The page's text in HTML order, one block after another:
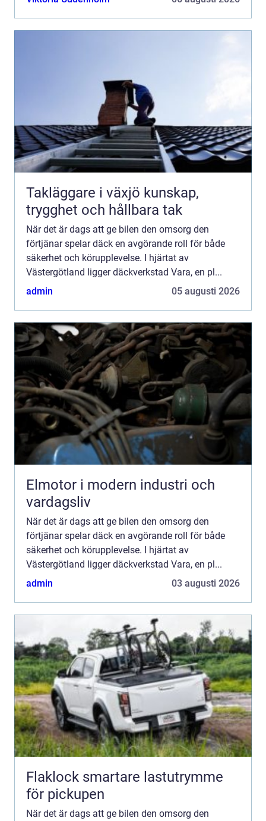
Takläggare i växjö kunskap,
trygghet och hållbara tak
När det är dags att ge bilen den omsorg den
förtjänar spelar däck en avgörande roll för både
säkerhet och körupplevelse. I hjärtat av
Västergötland ligger däckverkstad Vara, en pl...
admin
05 augusti 2026
Elmotor i modern industri och
vardagsliv
När det är dags att ge bilen den omsorg den
förtjänar spelar däck en avgörande roll för både
säkerhet och körupplevelse. I hjärtat av
Västergötland ligger däckverkstad Vara, en pl...
admin
03 augusti 2026
Flaklock smartare lastutrymme
för pickupen
När det är dags att ge bilen den omsorg den